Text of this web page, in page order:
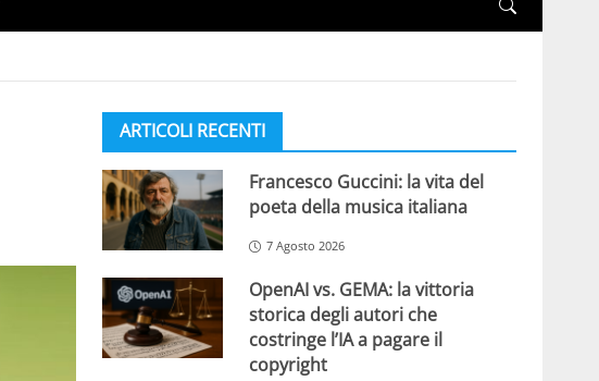
ARTICOLI RECENTI
Francesco Guccini: la vita del
poeta della musica italiana
7 Agosto 2026
OpenAI vs. GEMA: la vittoria
storica degli autori che
costringe l’IA a pagare il
copyright